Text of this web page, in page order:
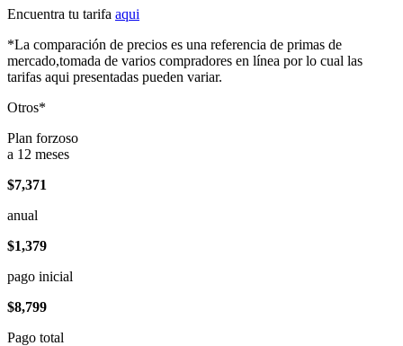
Encuentra tu tarifa aqui
*La comparación de precios es una referencia de primas de
mercado,tomada de varios compradores en línea por lo cual las
tarifas aqui presentadas pueden variar.
Otros*
Plan forzoso
a 12 meses
$7,371
anual
$1,379
pago inicial
$8,799
Pago total